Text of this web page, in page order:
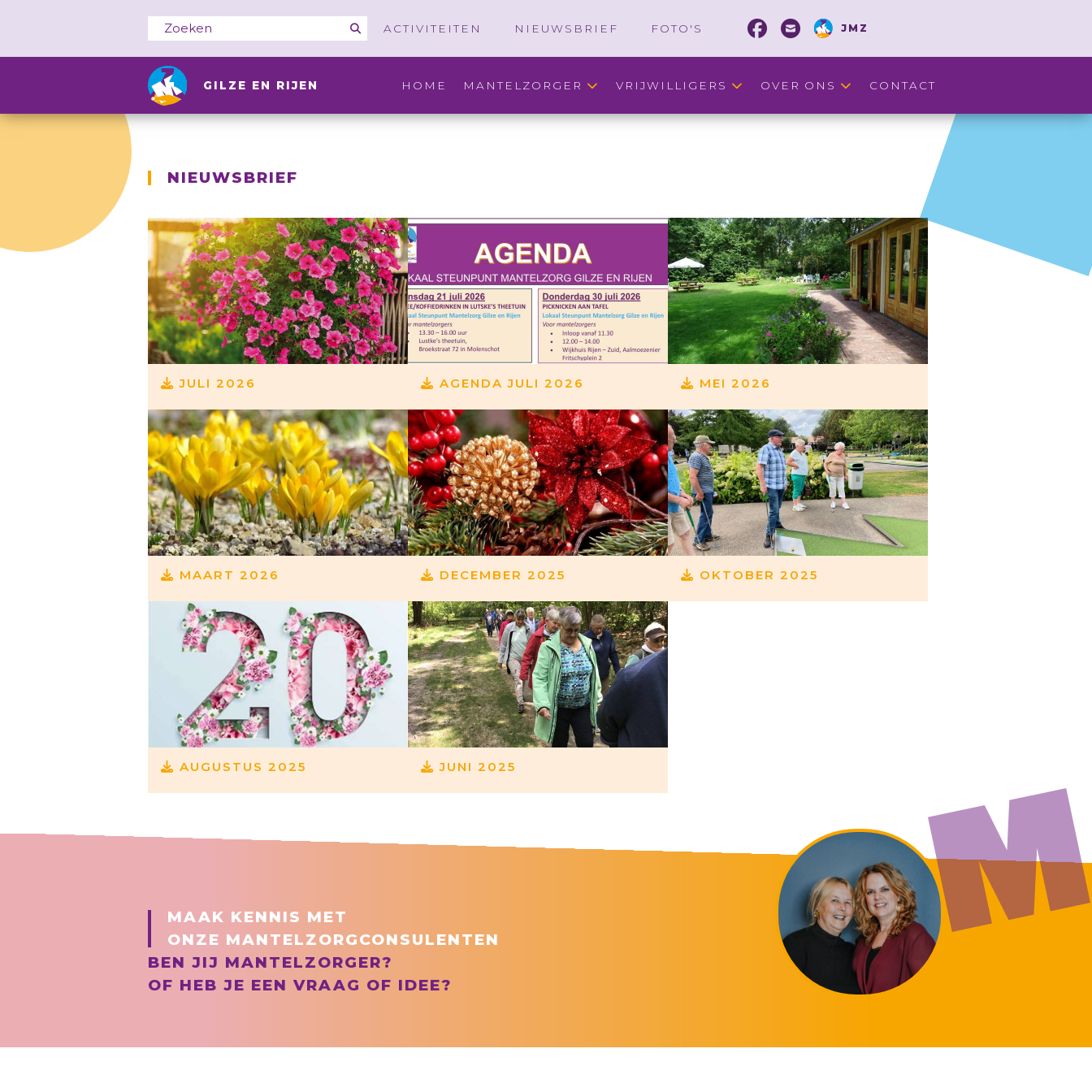
ACTIVITEITEN NIEUWSBRIEF FOTO'S JMZ
GILZE EN RIJEN HOME MANTELZORGER VRIJWILLIGERS OVER ONS CONTACT
NIEUWSBRIEF
JULI 2026 AGENDA JULI 2026 MEI 2026
MAART 2026 DECEMBER 2025 OKTOBER 2025
AUGUSTUS 2025 JUNI 2025
MAAK KENNIS MET
ONZE MANTELZORGCONSULENTEN
BEN JIJ MANTELZORGER?
OF HEB JE EEN VRAAG OF IDEE?